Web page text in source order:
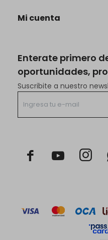
Enterate primero
oportunidades,
Suscribite a nuestro
 
Mi cuenta